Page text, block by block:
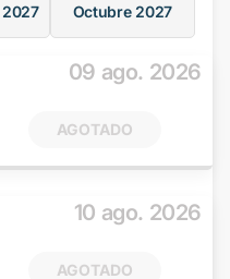
2027 Octubre 2027
09 ago. 2026
AGOTADO
10 ago. 2026
AGOTADO